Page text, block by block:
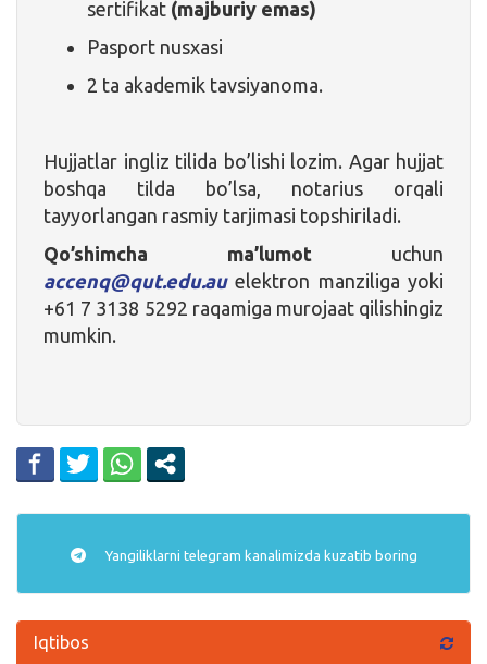
sertifikat (majburiy emas)
Pasport nusxasi
2 ta akademik tavsiyanoma.
Hujjatlar ingliz tilida bo’lishi lozim. Agar hujjat
boshqa tilda bo’lsa, notarius orqali
tayyorlangan rasmiy tarjimasi topshiriladi.
Qo’shimcha ma’lumot uchun
accenq@qut.edu.au elektron manziliga yoki
+61 7 3138 5292 raqamiga murojaat qilishingiz
mumkin.
Yangiliklarni telegram kanalimizda kuzatib boring
Iqtibos